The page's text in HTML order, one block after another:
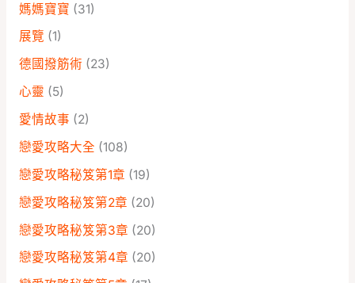
媽媽寶寶 (31)
展覽 (1)
德國撥筋術 (23)
心靈 (5)
愛情故事 (2)
戀愛攻略大全 (108)
戀愛攻略秘笈第1章 (19)
戀愛攻略秘笈第2章 (20)
戀愛攻略秘笈第3章 (20)
戀愛攻略秘笈第4章 (20)